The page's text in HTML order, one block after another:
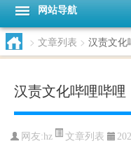
网站导航
> 文章列表 > 汉责文化
汉责文化哔哩哔哩
网友:hz 文章列表